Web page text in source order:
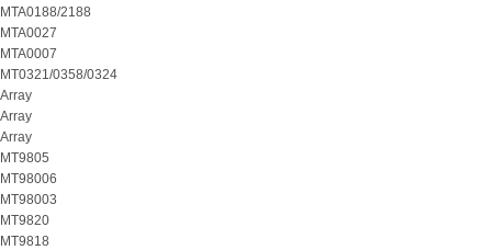
MTA0188/2188
MTA0027
MTA0007
MT0321/0358/0324
Array
Array
Array
MT9805
MT98006
MT98003
MT9820
MT9818